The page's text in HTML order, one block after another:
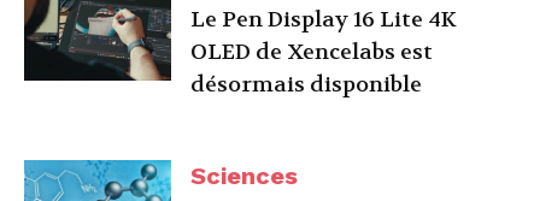
Le Pen Display 16 Lite 4K
OLED de Xencelabs est
désormais disponible
Sciences